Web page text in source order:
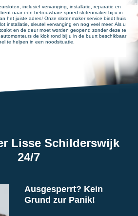
inclusief vervanging, installatie, reparatie en
naar een betrouwbare spoed slotenmaker bij u in
het juiste adres! Onze slotenmaker service biedt huis
installatie, sleutel vervanging en nog veel meer. Als u
en de deur moet worden geopend zonder deze te
de klok rond bij u in de buurt beschikbaar
te helpen in een noodsituatie.
Lisse Schilderswijk
24/7
Ausgesperrt? Kein
Grund zur Panik!